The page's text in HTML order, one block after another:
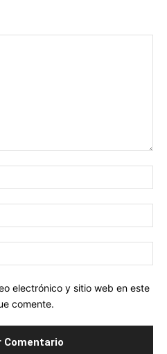
electrónico y sitio web en este
comente.